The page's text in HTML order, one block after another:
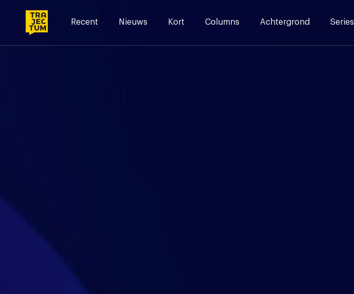
Recent Nieuws Kort Columns Achtergrond Series